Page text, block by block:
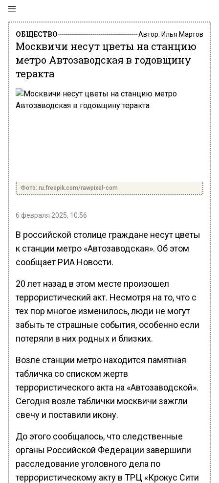
ОБЩЕСТВО Автор: Илья Мартов
Москвичи несут цветы на станцию
метро Автозаводская в годовщину
теракта
Фото: ru.freepik.com/rawpixel-com
6 февраля 2025, 10:56
В российской столице граждане несут цветы
к станции метро «Автозаводская». Об этом
сообщает РИА Новости.
20 лет назад в этом месте произошел
террористический акт. Несмотря на то, что с
тех пор многое изменилось, люди не могут
забыть те страшные события, особенно если
потеряли в них родных и близких.
Возле станции метро находится памятная
табличка со списком жертв
террористического акта на «Автозаводской».
Сегодня возле таблички москвичи зажгли
свечу и поставили икону.
До этого сообщалось, что следственные
органы Российской Федерации завершили
расследование уголовного дела по
террористическому акту в ТРЦ «Крокус Сити